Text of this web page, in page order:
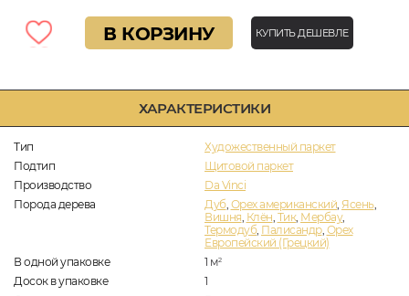
ХАРАКТЕРИСТИКИ
Тип
Художественный паркет
Подтип
Щитовой паркет
Производство
Da Vinci
Порода дерева
Дуб, Орех американский, Ясень,
Вишня, Клён, Тик, Мербау,
Термодуб, Палисандр, Орех
Европейский (Грецкий)
В одной упаковке
1 м2
Досок в упаковке
1
В КОРЗИНУ КУПИТЬ ДЕШЕВЛЕ